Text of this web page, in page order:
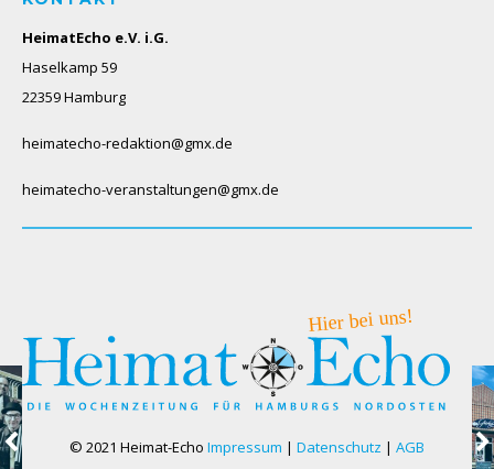
HeimatEcho e.V. i.G.
Haselkamp 59
22359 Hamburg
heimatecho-redaktion@gmx.de
heimatecho-veranstaltungen@gmx.de
© 2021 Heimat-Echo Impressum | Datenschutz | AGB